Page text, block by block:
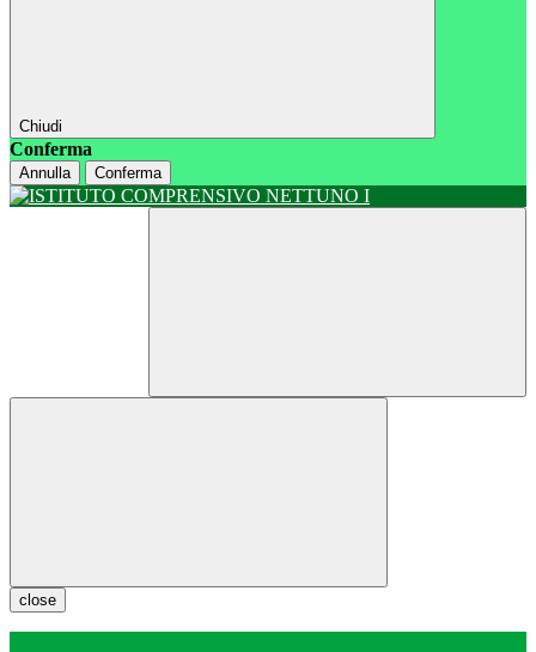
Chiudi
Conferma
Annulla Conferma
close